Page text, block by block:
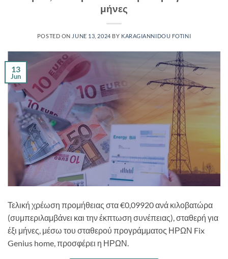
μήνες
POSTED ON JUNE 13, 2024 BY KARAGIANNIDOU FOTINI
13
Jun
Τελική χρέωση προμήθειας στα €0,09920 ανά κιλοβατώρα
(συμπεριλαμβάνει και την έκπτωση συνέπειας), σταθερή για
έξι μήνες, μέσω του σταθερού προγράμματος ΗΡΩΝ Fix
Genius home, προσφέρει η ΗΡΩΝ.